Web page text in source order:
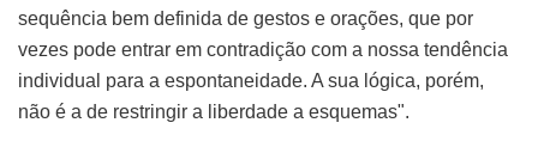
sequência bem definida de gestos e orações, que por
vezes pode entrar em contradição com a nossa tendência
individual para a espontaneidade. A sua lógica, porém,
não é a de restringir a liberdade a esquemas".